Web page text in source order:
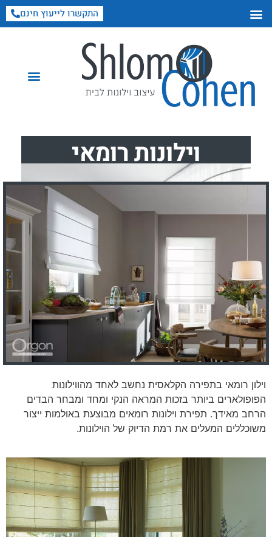
התקשרו לייעוץ חינם
וילונות רומאי
וילון רומאי בתפירה הקלאסית נחשב לאחד מהווילונות
הפופולארים ביותר בזכות המראה הנקי ומחד ומבחר הבדים
הרחב מאידך. תפירת וילונות רומאים מבוצעת באולמות ייצור
משוכללים המעלים את רמת הדיוק של הוילונות.